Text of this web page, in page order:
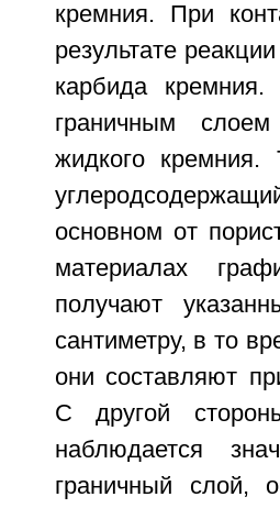
кремния. При
результате
карбида
граничным
жидкого
основном от
материалах
получают
сантиметру, в то
они составляют
С другой
наблюдается
граничный слой,